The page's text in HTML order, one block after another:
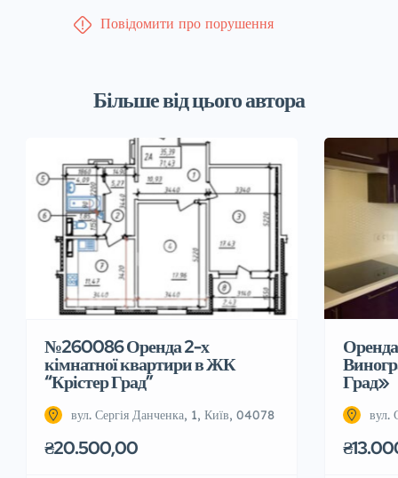
Повідомити про порушення
Більше від цього автора
№260086 Оренда 2-х
кімнатної квартири в ЖК
“Крістер Град”
вул. Сергія Данченка, 1, Київ, 04078
₴20.500,00
Град»
вул.